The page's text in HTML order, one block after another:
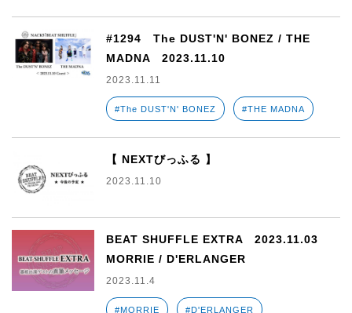
#1294 The DUST'N' BONEZ / THE
MADNA 2023.11.10
2023.11.11
#The DUST'N' BONEZ #THE MADNA
【 NEXTびっふる 】
2023.11.10
BEAT SHUFFLE EXTRA 2023.11.03
MORRIE / D'ERLANGER
2023.11.4
#MORRIE #D'ERLANGER